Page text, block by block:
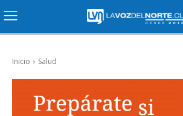
Inicio Salud